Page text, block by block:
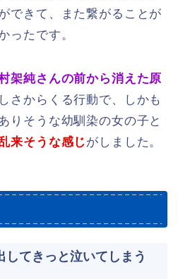
できて、また繋がることが
ったです。
架純さんの前から消えた原
さからくる行動で、しかも
りそうな幼馴染の女の子と
来そうな感じがしました。
してきっと泣いてしまう